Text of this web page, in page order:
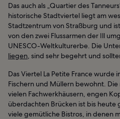
Das auch als „Quartier des
historische Stadtviertel liegt am
Stadtzentrum von Straßburg und
von den zwei Flussarmen der Ill
UNESCO-Weltkulturerbe. Die
liegen, sind sehr begehrt und
Das Viertel La Petite France
Fischern und Müllern bewohnt.
vielen Fachwerkhäusern, engen
überdachten Brücken ist bis
viele gemütliche Bistros, in denen